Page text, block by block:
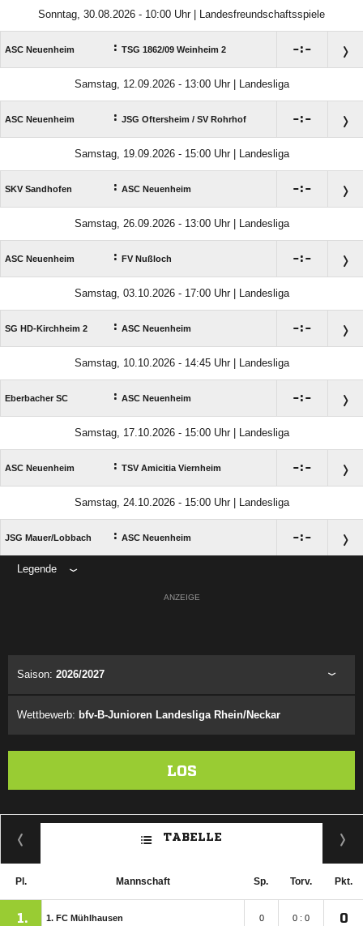
Sonntag, 30.08.2026 - 10:00 Uhr | Landesfreundschaftsspiele
ASC Neuenheim : TSG 1862/​09 Weinheim 2 :
Samstag, 12.09.2026 - 13:00 Uhr | Landesliga
ASC Neuenheim : JSG Oftersheim /​ SV Rohrhof :
Samstag, 19.09.2026 - 15:00 Uhr | Landesliga
SKV Sandhofen : ASC Neuenheim :
Samstag, 26.09.2026 - 13:00 Uhr | Landesliga
ASC Neuenheim : FV Nußloch :
Samstag, 03.10.2026 - 17:00 Uhr | Landesliga
SG HD-Kirchheim 2 : ASC Neuenheim :
Samstag, 10.10.2026 - 14:45 Uhr | Landesliga
Eberbacher SC : ASC Neuenheim :
Samstag, 17.10.2026 - 15:00 Uhr | Landesliga
ASC Neuenheim : TSV Amicitia Viernheim :
Samstag, 24.10.2026 - 15:00 Uhr | Landesliga
JSG Mauer/​Lobbach : ASC Neuenheim :
Legende
ANZEIGE
Saison: 2026/2027
Wettbewerb: bfv-B-Junioren Landesliga Rhein/Neckar
LOS
TABELLE
Pl. Mannschaft Sp. Torv. Pkt.
1. 1. FC Mühlhausen 0 0 : 0 0